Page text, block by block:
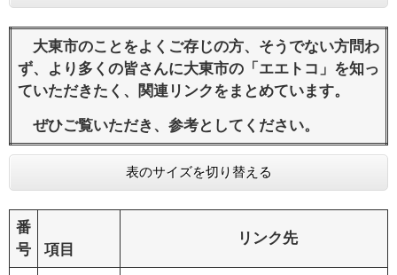
大東市のことをよくご存じの方、そうでない方問わ
ず、より多くの皆さんに大東市の「エエトコ」を知っ
ていただきたく、関連リンクをまとめています。
ぜひご覧いただき、参考としてください。
表のサイズを切り替える
番
号
項目
リンク先